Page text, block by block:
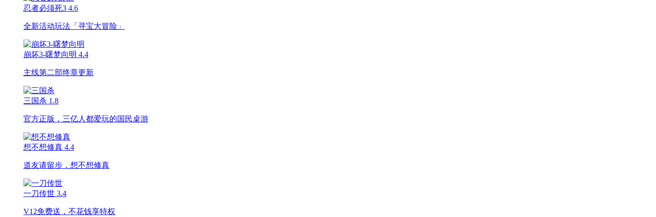
忍者必须死3 4.6
全新活动玩法「寻宝大冒险」
崩坏3-曙梦向明 4.4
主线第二部终章更新
三国杀 1.8
官方正版，三亿人都爱玩的国民桌游
想不想修真 4.4
道友请留步，想不想修真
一刀传世 3.4
V12免费送，不花钱享特权